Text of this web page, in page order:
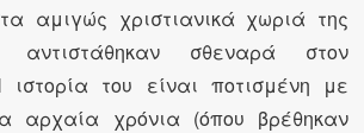
αμιγώς χριστιανικά χωριά της
αντιστάθηκαν σθεναρά στον
ιστορία του είναι ποτισμένη με
αρχαία χρόνια (όπου βρέθηκαν